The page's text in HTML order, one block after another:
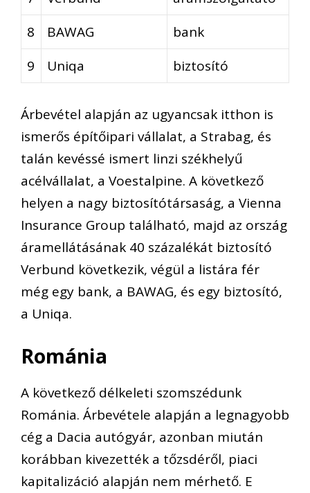
8
BAWAG
bank
9
Uniqa biztosító
Árbevétel alapján az ugyancsak itthon is
ismerős építőipari vállalat, a Strabag, és
talán kevéssé ismert linzi székhelyű
acélvállalat, a Voestalpine. A következő
helyen a nagy biztosítótársaság, a Vienna
Insurance Group található, majd az ország
áramellátásának 40 százalékát biztosító
Verbund következik, végül a listára fér
még egy bank, a BAWAG, és egy biztosító,
a Uniqa.
Románia
A következő délkeleti szomszédunk
Románia. Árbevétele alapján a legnagyobb
cég a Dacia autógyár, azonban miután
korábban kivezették a tőzsdéről, piaci
kapitalizáció alapján nem mérhető. E